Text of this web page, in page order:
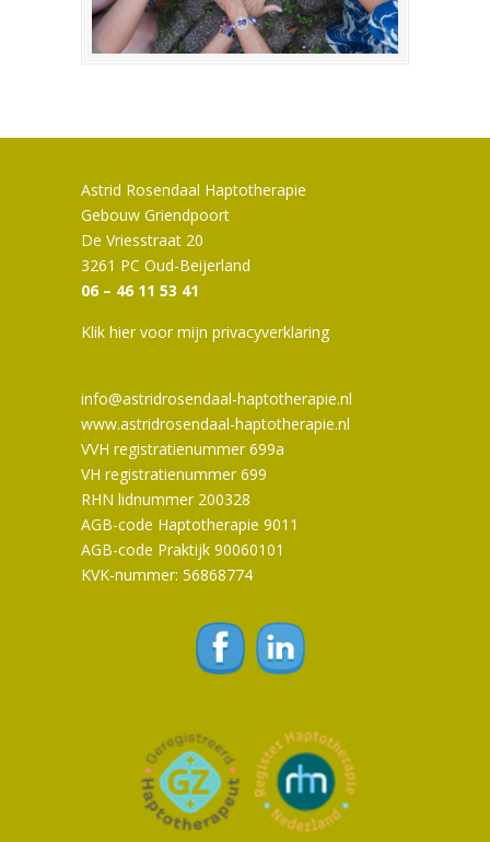
Astrid Rosendaal Haptotherapie
Gebouw Griendpoort
De Vriesstraat 20
3261 PC Oud-Beijerland
06 – 46 11 53 41
Klik hier voor mijn privacyverklaring
info@astridrosendaal-haptotherapie.nl
www.astridrosendaal-haptotherapie.nl
VVH registratienummer 699a
VH registratienummer 699
RHN lidnummer 200328
AGB-code Haptotherapie 9011
AGB-code Praktijk 90060101
KVK-nummer: 56868774